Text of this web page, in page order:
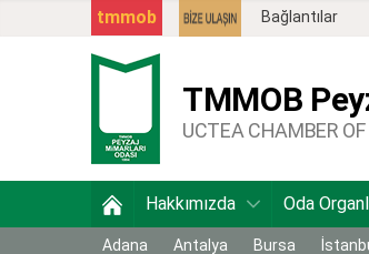
Bağlantılar
tmmob
TMMOB
UCTEA CHAMBER
Hakkımızda Oda
Adana Antalya Bursa